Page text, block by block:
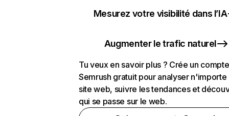
Mesurez votre visibilité dans l’IA
Augmenter le trafic naturel
Tu veux en savoir plus ? Crée un compte
Semrush gratuit pour analyser n'importe
site web, suivre les tendances et
qui se passe sur le web.